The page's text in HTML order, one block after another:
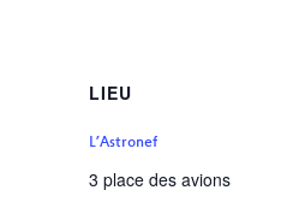
LIEU
L’Astronef
3 place des avions